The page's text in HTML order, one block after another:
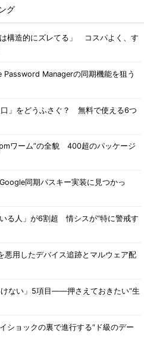
グ
は構造的にズレてる」 コスパよく、す
Managerの同期機能を狙う
」をどうふさぐ？ 無料で使える6つ
ワーム”の全貌 400超のパッケージ
同期パスキー実装に見つかっ
いる人」が6割超 情シスが“特に警戒す
悪用したデバイス追跡とマルウェア配
ない」5項目――押さえておきたい“生
ョックの裏で進行する“ド級のデー